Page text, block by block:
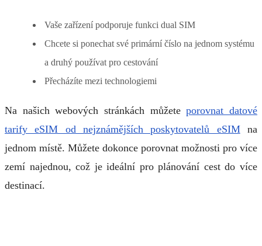
Vaše zařízení podporuje funkci dual SIM
Chcete si ponechat své primární číslo na jednom systému
a druhý používat pro cestování
Přecházíte mezi technologiemi
Na našich webových stránkách můžeteporovnat datové
tarify eSIM od nejznámějších poskytovatelů eSIMna
jednom místě. Můžete dokonce porovnat možnosti pro více
zemí najednou, což je ideální pro plánování cest do více
destinací.